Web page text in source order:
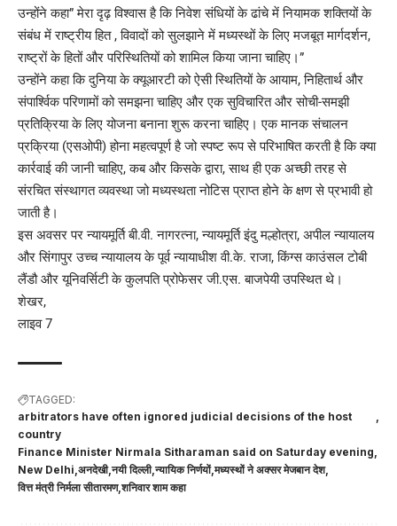
उन्होंने कहा” मेरा दृढ़ विश्वास है कि निवेश संधियों के ढांचे में नियामक शक्तियों के
संबंध में राष्ट्रीय हित , विवादों को सुलझाने में मध्यस्थों के लिए मजबूत मार्गदर्शन,
राष्ट्रों के हितों और परिस्थितियों को शामिल किया जाना चाहिए।”
उन्होंने कहा कि दुनिया के क्यूआरटी को ऐसी स्थितियों के आयाम, निहितार्थ और
संपार्श्विक परिणामों को समझना चाहिए और एक सुविचारित और सोची-समझी
प्रतिक्रिया के लिए योजना बनाना शुरू करना चाहिए। एक मानक संचालन
प्रक्रिया (एसओपी) होना महत्वपूर्ण है जो स्पष्ट रूप से परिभाषित करती है कि क्या
कार्रवाई की जानी चाहिए, कब और किसके द्वारा, साथ ही एक अच्छी तरह से
संरचित संस्थागत व्यवस्था जो मध्यस्थता नोटिस प्राप्त होने के क्षण से प्रभावी हो
जाती है।
इस अवसर पर न्यायमूर्ति बी.वी. नागरत्ना, न्यायमूर्ति इंदु मल्होत्रा, अपील न्यायालय
और सिंगापुर उच्च न्यायालय के पूर्व न्यायाधीश वी.के. राजा, किंग्स काउंसल टोबी
लैंडौ और यूनिवर्सिटी के कुलपति प्रोफेसर जी.एस. बाजपेयी उपस्थित थे।
शेखर,
लाइव 7
TAGGED:
arbitrators have often ignored judicial decisions of the host
country
Finance Minister Nirmala Sitharaman said on Saturday evening
New Delhi अनदेखी नयी दिल्ली न्यायिक निर्णयों मध्यस्थों ने अक्सर मेजबान देश
वित्त मंत्री निर्मला सीतारमण शनिवार शाम कहा